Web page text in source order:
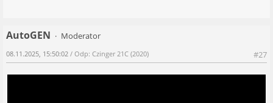
AutoGEN
Moderator
#27
08.11.2025, 15:50:02 / Odp: Czinger 21C (2020)